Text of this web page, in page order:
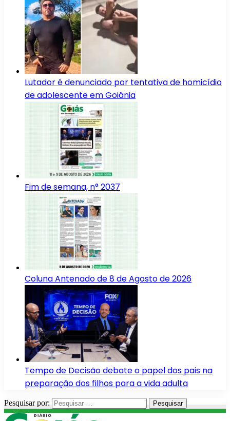
Lutador é denunciado por tentativa de homicídio
de adolescente em Goiânia
Fim de semana, n° 2037
Coluna Antenado de 8 de Agosto de 2026
Tempo de Decisão debate o papel dos pais na
preparação dos filhos para a vida adulta
Pesquisar por: